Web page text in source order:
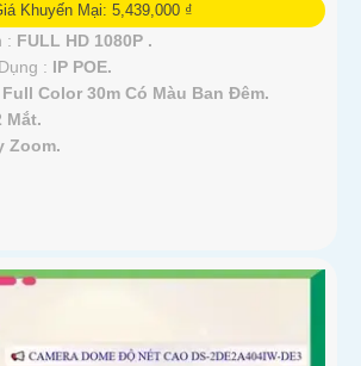
Khuyến Mại: 5,439,000 ₫
: FULL HD 1080P .
: IP POE.
Full Color 30m Có Màu Ban Ðêm.
Mắt.
Zoom.